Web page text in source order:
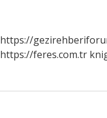
https://
https://feres.com.tr